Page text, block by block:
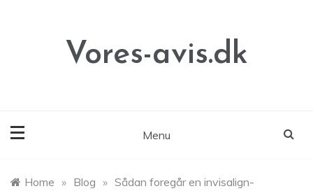
Vores-avis.dk
Menu
Home » Blog » Sådan foregår en invisalign-